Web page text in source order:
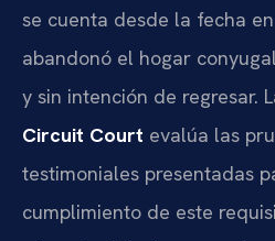
se cuenta desde la fecha
abandonó el hogar
y sin intención de regresar.
Circuit Court evalúa las
testimoniales presentadas
cumplimiento de este